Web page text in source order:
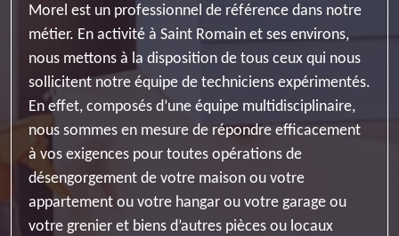
Morel est un professionnel de référence dans notre
métier. En activité à Saint Romain et ses environs,
nous mettons à la disposition de tous ceux qui nous
sollicitent notre équipe de techniciens expérimentés.
En effet, composés d’une équipe multidisciplinaire,
nous sommes en mesure de répondre efficacement
à vos exigences pour toutes opérations de
désengorgement de votre maison ou votre
appartement ou votre hangar ou votre garage ou
votre grenier et biens d’autres pièces ou locaux